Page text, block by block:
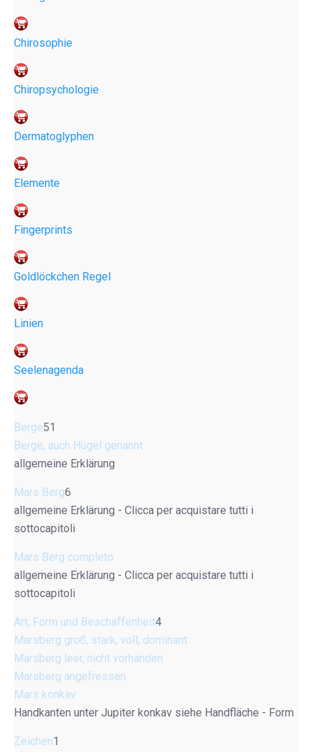
Chirosophie
Chiropsychologie
Dermatoglyphen
Elemente
Fingerprints
Goldlöckchen Regel
Linien
Seelenagenda
Berge51
Berge, auch Hügel genannt
allgemeine Erklärung
Mars Berg6
allgemeine Erklärung - Clicca per acquistare tutti i
sottocapitoli
Mars Berg completo
allgemeine Erklärung - Clicca per acquistare tutti i
sottocapitoli
Art, Form und Beschaffenheit4
Marsberg groß, stark, voll, dominant
Marsberg leer, nicht vorhanden
Marsberg angefressen
Mars konkav
Handkanten unter Jupiter konkav siehe Handfläche - Form
Zeichen1